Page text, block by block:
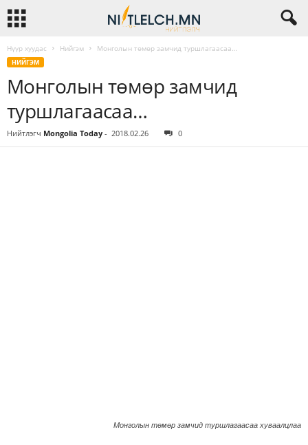
Нүүр хуудас Нийгэм Монголын төмөр замчид туршлагаасаа…
НИЙГЭМ
Монголын төмөр замчид
туршлагаасаа…
Нийтлэгч Mongolia Today - 2018.02.26 0
Монголын төмөр замчид туршлагаасаа хуваалцлаа